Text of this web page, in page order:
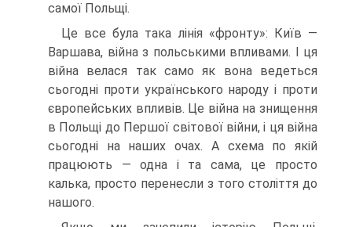
самої Польщі.
Це все була така лінія «фронту»: Київ —
Варшава, війна з польськими впливами. І ця
війна велася так само як вона ведеться
сьогодні проти українського народу і проти
європейських впливів. Це війна на знищення
в Польщі до Першої світової війни, і ця війна
сьогодні на наших очах. А схема по якій
працюють — одна і та сама, це просто
калька, просто перенесли з того століття до
нашого.